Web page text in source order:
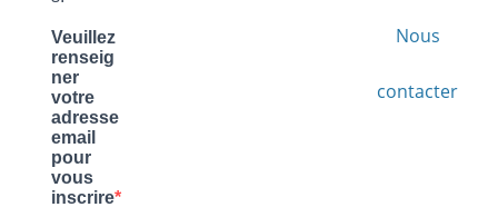
Nous
contacter